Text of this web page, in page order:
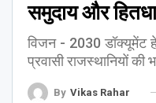
समुदाय और
विजन - 2030 डॉक्यूमेंट
प्रवासी राजस्थानियों की
By Vikas Rahar